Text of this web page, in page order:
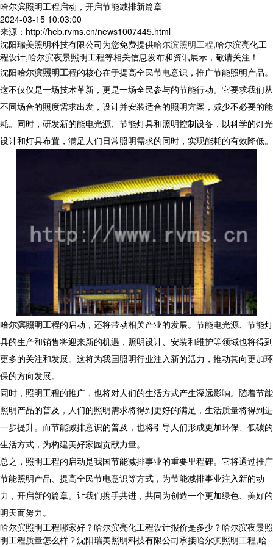
哈尔滨照明工程启动，开启节能减排新篇章
2024-03-15 10:03:00
来源：http://heb.rvms.cn/news1007445.html
沈阳瑞美照明科技有限公司为您免费提供哈尔滨照明工程,哈尔滨亮化工
程设计,哈尔滨夜景照明工程等相关信息发布和资讯展示，敬请关注！
沈阳哈尔滨照明工程的核心在于提高全民节电意识，推广节能照明产品。
这不仅仅是一场技术革新，更是一场全民参与的节能行动。它要求我们从
不同场合的照度需求出发，设计并安装适合的照明方案，减少不必要的能
耗。同时，研发新的能电光源、节能灯具和照明控制设备，以科学的灯光
设计和灯具布置，满足人们日常照明需求的同时，实现能耗的有效降低。
哈尔滨照明工程的启动，还将带动相关产业的发展。节能电光源、节能灯
具的生产和销售将迎来新的机遇，照明设计、安装和维护等领域也将得到
更多的关注和发展。这将为我国照明行业注入新的活力，推动其向更加环
保的方向发展。
同时，照明工程的推广，也将对人们的生活方式产生深远影响。随着节能
照明产品的普及，人们的照明需求将得到更好的满足，生活质量将得到进
一步提升。而节能减排意识的普及，也将引导人们形成更加环保、低碳的
生活方式，为构建美好家园贡献力量。
总之，照明工程的启动是我国节能减排事业的重要里程碑。它将通过推广
节能照明产品、提高全民节电意识等方式，为节能减排事业注入新的动
力，开启新的篇章。让我们携手共进，共同为创造一个更加绿色、美好的
明天而努力。
哈尔滨照明工程哪家好？哈尔滨亮化工程设计报价是多少？哈尔滨夜景照
明工程质量怎么样？沈阳瑞美照明科技有限公司承接哈尔滨照明工程,哈